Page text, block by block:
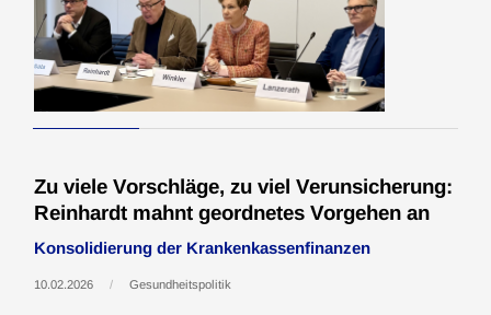
Zu viele Vorschläge, zu viel Verunsicherung:
Reinhardt mahnt geordnetes Vorgehen an
Konsolidierung der Krankenkassenfinanzen
10.02.2026 Gesundheitspolitik